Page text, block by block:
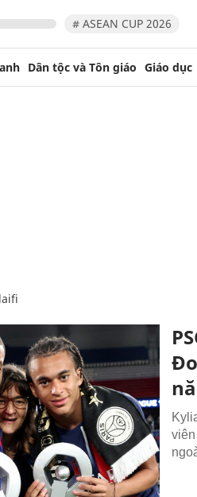
# ASEAN CUP 2026
Dân tộc và Tôn giáo Giáo dục